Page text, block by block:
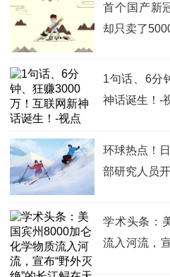
首个国产新
却只卖了
1句话、6分
神话诞生！-
环球热点！
部研究人员
学术头条：
流入河流，